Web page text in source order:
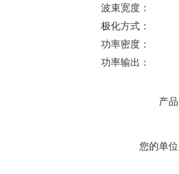
波束宽度
极化方式：
功率密度
功率输出
产
您的单